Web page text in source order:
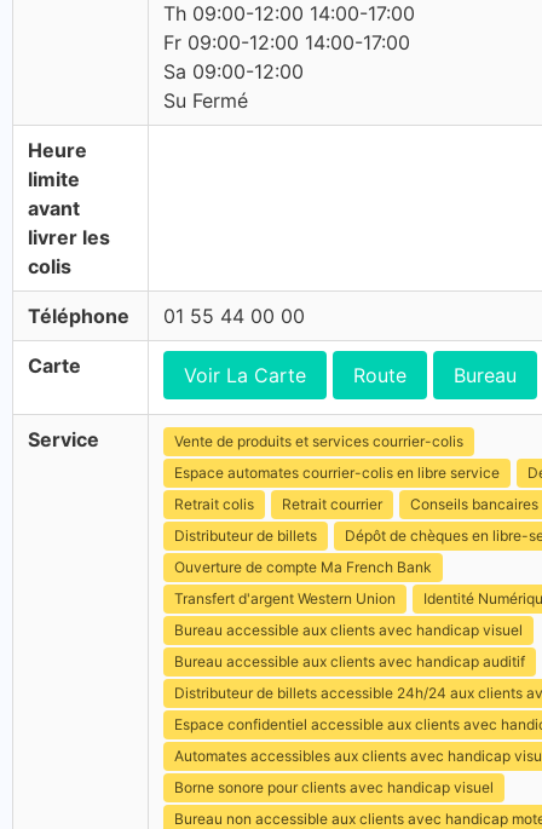
Th 09:00-12:00 14:00-17:00
Fr 09:00-12:00 14:00-17:00
Sa 09:00-12:00
Su Fermé
Heure
limite
avant
livrer les
colis
Téléphone 01 55 44 00 00
Carte Voir La Carte Route Bureau
Service
Vente de produits et services courrier-colis
Espace automates courrier-colis en libre service
Retrait colis
Retrait courrier
Conseils bancaires
Distributeur de billets
Dépôt de chèques en libre-
Ouverture de compte Ma French Bank
Transfert d'argent Western Union
Identité
Bureau accessible aux clients avec handicap visuel
Bureau accessible aux clients avec handicap auditif
Distributeur de billets accessible 24h/24 aux clients
Espace confidentiel accessible aux clients avec
Automates accessibles aux clients avec handicap
Borne sonore pour clients avec handicap visuel
Bureau non accessible aux clients avec handicap